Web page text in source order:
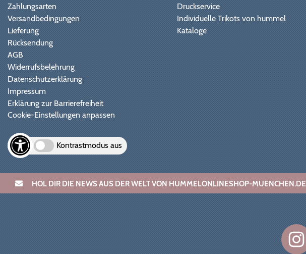
Zahlungsarten
Versandbedingungen
Lieferung
Rücksendung
AGB
Widerrufsbelehrung
Datenschutzerklärung
Impressum
Erklärung zur Barrierefreiheit
Cookie-Einstellungen anpassen
Kontrastmodus aus
Druckservice
Individuelle Trikots von hummel
Kataloge
HOL DIR DIE NEWS AUS DER WELT VON HUMMELONLINESHOP-MUENCHEN.DE